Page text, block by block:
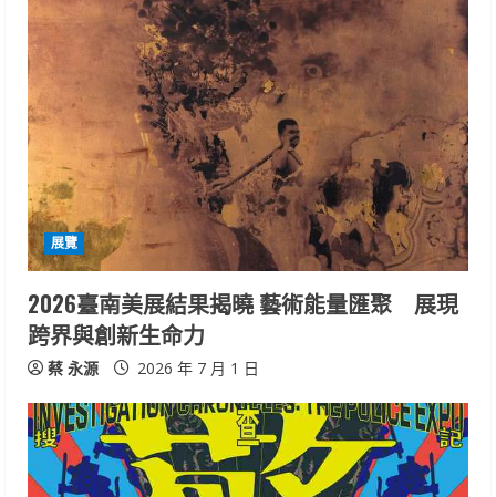
展覽
2026臺南美展結果揭曉 藝術能量匯聚 展現
跨界與創新生命力
蔡 永源 2026 年 7 月 1 日